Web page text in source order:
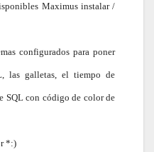
Maximus instalar /
configurados para poner
las galletas, el tiempo de
SQL con código de color de
*:)